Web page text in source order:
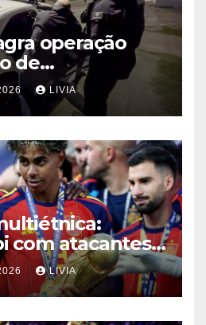
operação
de
oncológicos
LIVIA
com atacantes
LIVIA